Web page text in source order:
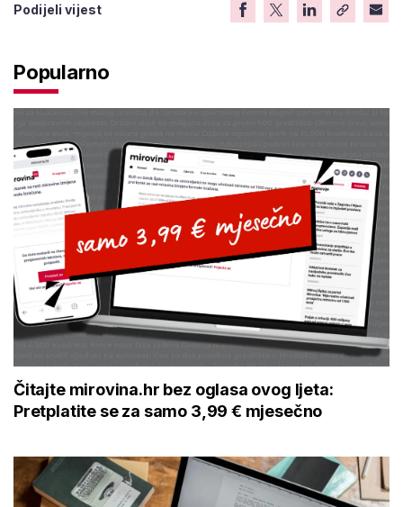
Podijeli vijest
Popularno
Čitajte mirovina.hr bez oglasa ovog ljeta:
Pretplatite se za samo 3,99 € mjesečno